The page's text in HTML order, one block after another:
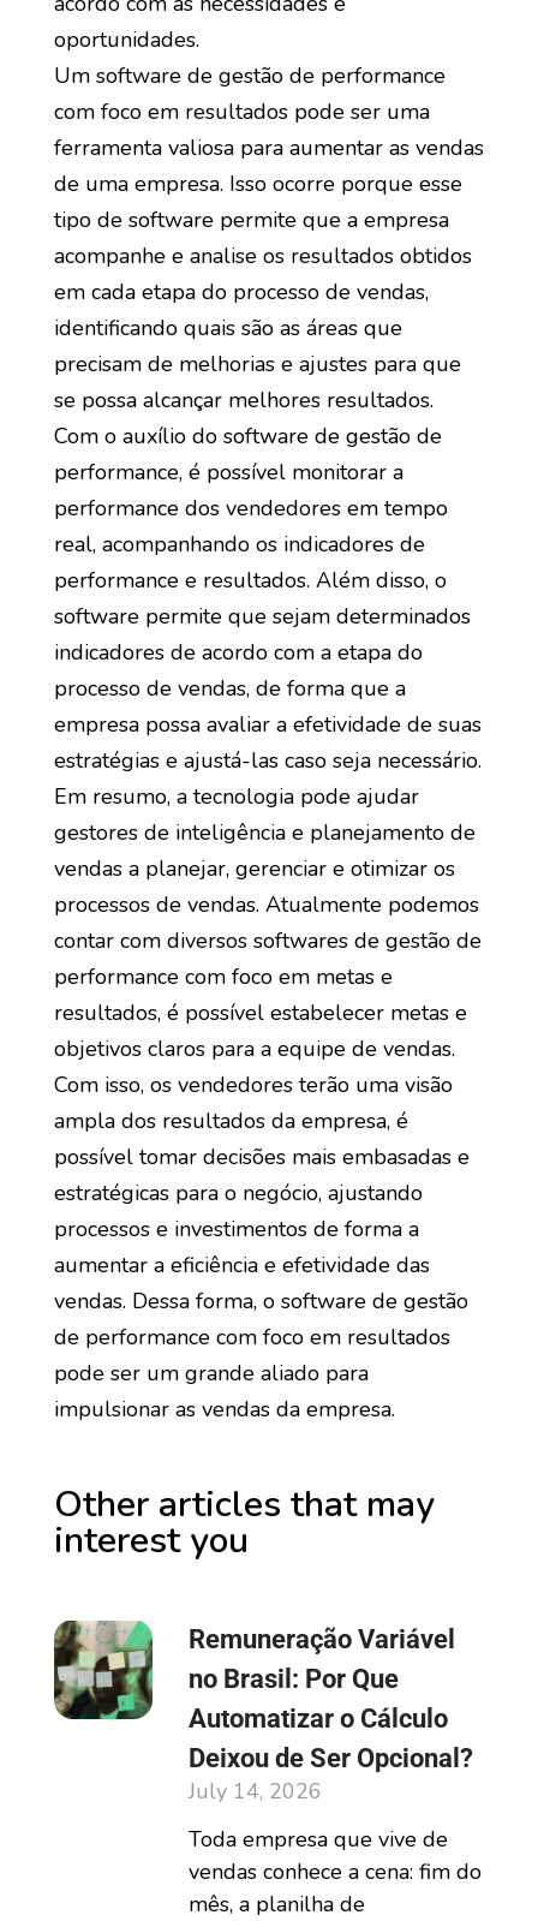
oportunidades.
Um software de gestão de performance
com foco em resultados pode ser uma
ferramenta valiosa para aumentar as vendas
de uma empresa. Isso ocorre porque esse
tipo de software permite que a empresa
acompanhe e analise os resultados obtidos
em cada etapa do processo de vendas,
identificando quais são as áreas que
precisam de melhorias e ajustes para que
se possa alcançar melhores resultados.
Com o auxílio do software de gestão de
performance, é possível monitorar a
performance dos vendedores em tempo
real, acompanhando os indicadores de
performance e resultados. Além disso, o
software permite que sejam determinados
indicadores de acordo com a etapa do
processo de vendas, de forma que a
empresa possa avaliar a efetividade de suas
estratégias e ajustá-las caso seja necessário.
Em resumo, a tecnologia pode ajudar
gestores de inteligência e planejamento de
vendas a planejar, gerenciar e otimizar os
processos de vendas. Atualmente podemos
contar com diversos softwares de gestão de
performance com foco em metas e
resultados, é possível estabelecer metas e
objetivos claros para a equipe de vendas.
Com isso, os vendedores terão uma visão
ampla dos resultados da empresa, é
possível tomar decisões mais embasadas e
estratégicas para o negócio, ajustando
processos e investimentos de forma a
aumentar a eficiência e efetividade das
vendas. Dessa forma, o software de gestão
de performance com foco em resultados
pode ser um grande aliado para
impulsionar as vendas da empresa.
Other articles that may
interest you
Remuneração Variável
no Brasil: Por Que
Automatizar o Cálculo
Deixou de Ser Opcional?
July 14, 2026
Toda empresa que vive de
vendas conhece a cena: fim do
mês, a planilha de